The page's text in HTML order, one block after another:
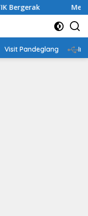
Mengenal
Visit Pandeglang